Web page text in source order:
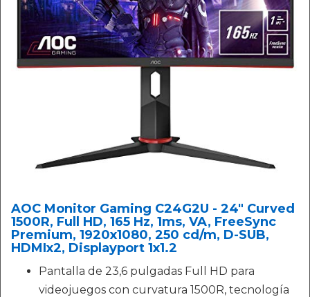
AOC Monitor Gaming C24G2U - 24" Curved
1500R, Full HD, 165 Hz, 1ms, VA, FreeSync
Premium, 1920x1080, 250 cd/m, D-SUB,
HDMIx2, Displayport 1x1.2
Pantalla de 23,6 pulgadas Full HD para
videojuegos con curvatura 1500R, tecnología